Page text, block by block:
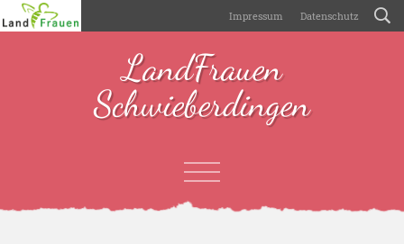
Impressum Datenschutz
LandFrauen
Schwieberdingen